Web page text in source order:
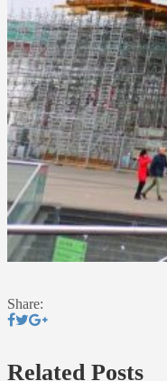
Share:
Related Posts